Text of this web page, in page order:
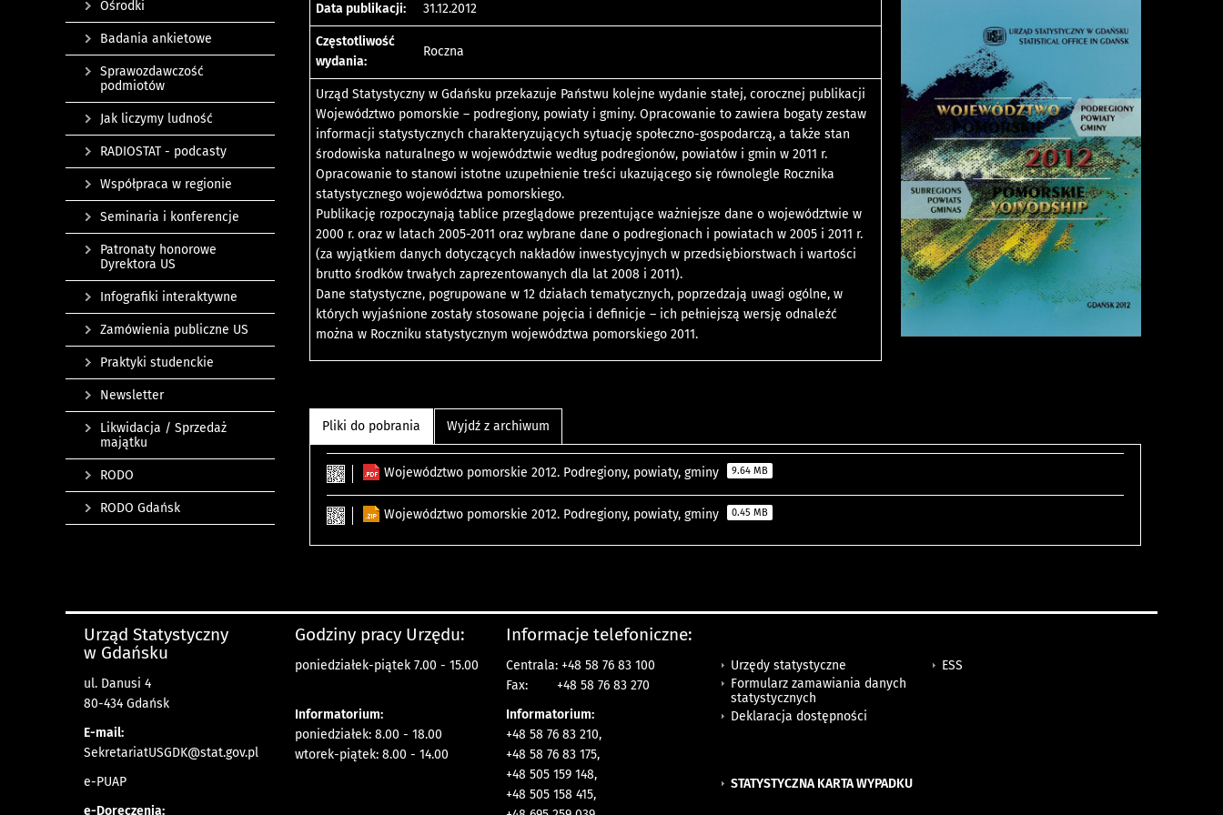
Data publikacji: 31.12.2012
Częstotliwość
wydania:
Roczna
Urząd Statystyczny w Gdańsku przekazuje Państwu kolejne wydanie stałej, corocznej publikacji
Województwo pomorskie – podregiony, powiaty i gminy. Opracowanie to zawiera bogaty zestaw
informacji statystycznych charakteryzujących sytuację społeczno-gospodarczą, a także stan
środowiska naturalnego w województwie według podregionów, powiatów i gmin w 2011 r.
Opracowanie to stanowi istotne uzupełnienie treści ukazującego się równolegle Rocznika
statystycznego województwa pomorskiego.
Publikację rozpoczynają tablice przeglądowe prezentujące ważniejsze dane o województwie w
2000 r. oraz w latach 2005-2011 oraz wybrane dane o podregionach i powiatach w 2005 i 2011 r.
(za wyjątkiem danych dotyczących nakładów inwestycyjnych w przedsiębiorstwach i wartości
brutto środków trwałych zaprezentowanych dla lat 2008 i 2011).
Dane statystyczne, pogrupowane w 12 działach tematycznych, poprzedzają uwagi ogólne, w
których wyjaśnione zostały stosowane pojęcia i definicje – ich pełniejszą wersję odnaleźć
można w Roczniku statystycznym województwa pomorskiego 2011.
Pliki do pobrania Wyjdź z archiwum
Województwo pomorskie 2012. Podregiony, powiaty, gminy 9.64 MB
Województwo pomorskie 2012. Podregiony, powiaty, gminy 0.45 MB
Ośrodki
Badania ankietowe
Sprawozdawczość
podmiotów
Jak liczymy ludność
RADIOSTAT - podcasty
Współpraca w regionie
Seminaria i konferencje
Patronaty honorowe
Dyrektora US
Infografiki interaktywne
Zamówienia publiczne US
Praktyki studenckie
Newsletter
Likwidacja / Sprzedaż
majątku
RODO
RODO Gdańsk
Urząd Statystyczny
w Gdańsku
ul. Danusi 4
80-434 Gdańsk
E-mail:
SekretariatUSGDK@stat.gov.pl
e-PUAP
e-Doręczenia:
Godziny pracy Urzędu:
poniedziałek-piątek 7.00 - 15.00
Informatorium:
poniedziałek: 8.00 - 18.00
wtorek-piątek: 8.00 - 14.00
Informacje telefoniczne:
Centrala: +48 58 76 83 100
Fax:
+48 58 76 83 270
Informatorium:
+48 58 76 83 210,
+48 58 76 83 175,
+48 505 159 148,
+48 505 158 415,
Urzędy statystyczne
Formularz zamawiania danych
statystycznych
Deklaracja dostępności
STATYSTYCZNA KARTA WYPADKU
ESS